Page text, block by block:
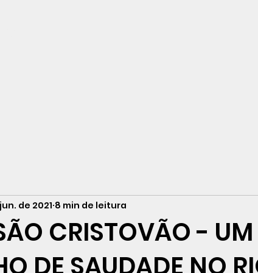
CRISTOVÃO - UM
de 2021 8 min de leitura